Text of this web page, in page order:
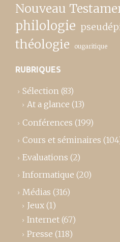
Nouveau
philologie
théologie ougaritique
RUBRIQUES
Sélection (83)
At a glance (13)
Conférences (199)
Cours et séminaires
Evaluations (2)
Informatique (20)
Médias (316)
Jeux (1)
Internet (67)
Presse (118)